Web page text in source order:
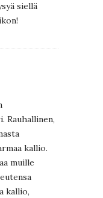
siellä
Rauhallinen,
kallio.
muille
kallio,